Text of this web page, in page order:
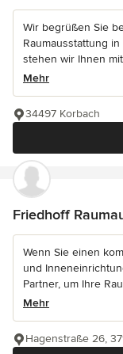
Wir begrüßen Sie
Raumausstattung
stehen wir Ihnen
Mehr
34497 Korbach
Friedhoff
Wenn Sie einen
und
Partner, um Ihre
Mehr
Hagenstraße 26,